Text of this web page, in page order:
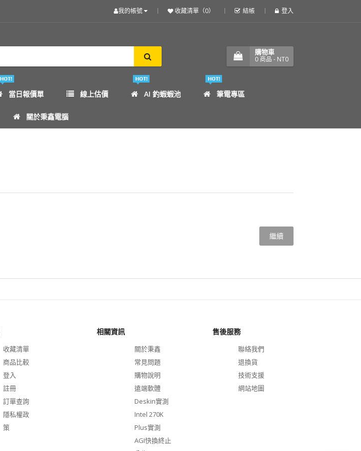
我的帳號 收藏清單（0） 結帳 登入
購物車
0商品 - NT0
當日報價單 線上估價 AI 釣蝦蝦池 筆電專區
關於秉鑫電腦
繼續
收藏清單
商品比較
登入
註冊
訂單查詢
隱私權政
策
相關資訊
關於秉鑫
常見問題
購物說明
遠端軟體
Deskin實測
Intel 270K
Plus實測
AGI快換終止
售後服務
聯絡我們
退換貨
技術支援
網站地圖